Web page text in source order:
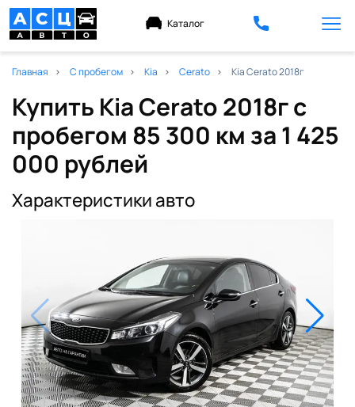
Каталог
Главная С пробегом Kia Cerato Kia Cerato 2018г
Купить Kia Cerato 2018г с
пробегом 85 300 км за 1 425
000 рублей
Характеристики авто